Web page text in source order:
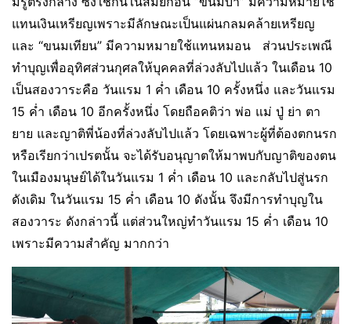
แทนเงินเหรียญเพราะมีลักษณะเป็นแผ่นกลมคล้ายเหรียญ
และ “ขนมเทียน” มีความหมายใช้แทนหมอน ส่วนประเพณี
ทำบุญเพื่ออุทิศส่วนกุศลให้บุคคลที่ล่วงลับไปแล้ว ในเดือน 10
เป็นสองวาระคือ วันแรม 1 ค่ำ เดือน 10 ครั้งหนึ่ง และวันแรม
15 ค่ำ เดือน 10 อีกครั้งหนึ่ง โดยถือคติว่า พ่อ แม่ ปู่ ย่า ตา
ยาย และญาติพี่น้องที่ล่วงลับไปแล้ว โดยเฉพาะผู้ที่ต้องตกนรก
หรือเรียกว่าเปรตนั้น จะได้รับอนุญาตให้มาพบกับญาติของตน
ในเมืองมนุษย์ได้ในวันแรม 1 ค่ำ เดือน 10 และกลับไปสู่นรก
ดังเดิม ในวันแรม 15 ค่ำ เดือน 10 ดังนั้น จึงมีการทำบุญใน
สองวาระ ดังกล่าวนี้ แต่ส่วนใหญ่ทำวันแรม 15 ค่ำ เดือน 10
เพราะมีความสำคัญ มากกว่า